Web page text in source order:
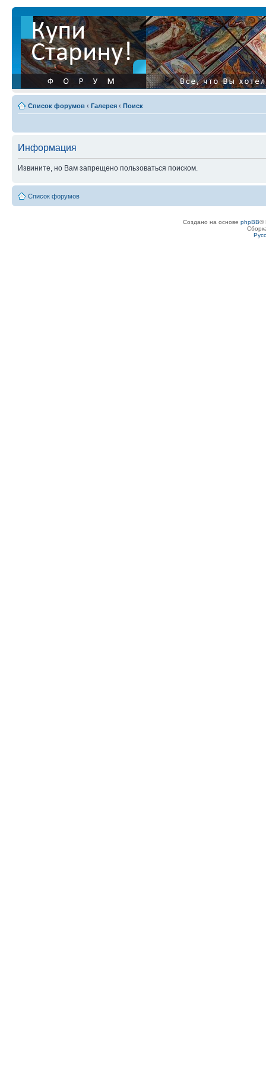
Список форумов ‹ Галерея ‹ Поиск
Информация
Извините, но Вам запрещено пользоваться поиском.
Список форумов
Создано на основе phpBB®